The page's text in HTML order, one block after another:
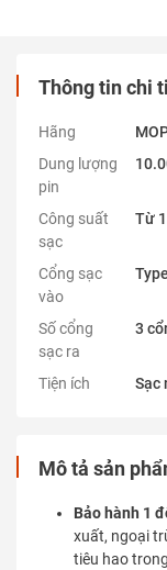
Thông tin chi
Hãng
Dung lượng
pin
Công suất
sạc
Từ
Cổng sạc
vào
Số cổng
sạc ra
3
Tiện ích Sạc
Mô tả sản
Bảo hành 1
xuất, ngoại
tiêu hao